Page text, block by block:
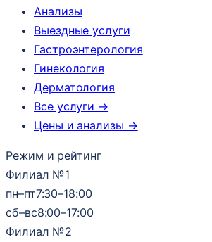
Анализы
Выездные услуги
Гастроэнтерология
Гинекология
Дерматология
Все услуги →
Цены и анализы →
Режим и рейтинг
Филиал №1
пн–пт7:30–18:00
сб–вс8:00–17:00
Филиал №2